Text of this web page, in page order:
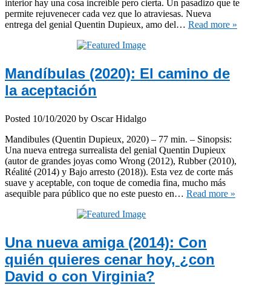
interior hay una cosa increíble pero cierta. Un pasadizo que te
permite rejuvenecer cada vez que lo atraviesas. Nueva
entrega del genial Quentin Dupieux, amo del… Read more »
Mandíbulas (2020): El camino de
la aceptación
Posted 10/10/2020 by Oscar Hidalgo
Mandibules (Quentin Dupieux, 2020) – 77 min. – Sinopsis:
Una nueva entrega surrealista del genial Quentin Dupieux
(autor de grandes joyas como Wrong (2012), Rubber (2010),
Réalité (2014) y Bajo arresto (2018)). Esta vez de corte más
suave y aceptable, con toque de comedia fina, mucho más
asequible para público que no este puesto en… Read more »
Una nueva amiga (2014): Con
quién quieres cenar hoy, ¿con
David o con Virginia?